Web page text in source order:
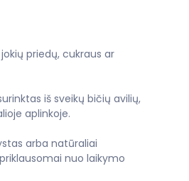
priedų, cukraus ar
iš sveikų bičių avilių,
aplinkoje.
arba natūraliai
nuo laikymo